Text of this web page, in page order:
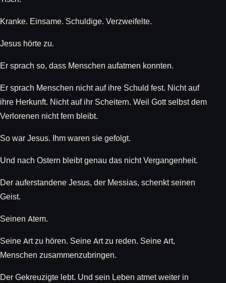
Kranke. Einsame. Schuldige. Verzweifelte.
Jesus hörte zu.
Er sprach so, dass Menschen aufatmen konnten.
Er sprach Menschen nicht auf ihre Schuld fest. Nicht auf
ihre Herkunft. Nicht auf ihr Scheitern. Weil Gott selbst dem
Verlorenen nicht fern bleibt.
So war Jesus. Ihm waren sie gefolgt.
Und nach Ostern bleibt genau das nicht Vergangenheit.
Der auferstandene Jesus, der Messias, schenkt seinen
Geist.
Seinen Atem.
Seine Art zu hören. Seine Art zu reden. Seine Art,
Menschen zusammenzubringen.
Der Gekreuzigte lebt. Und sein Leben atmet weiter in